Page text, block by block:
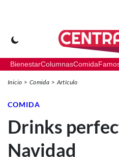
BienestarColumnasComida
Inicio Comida Artículo
COMIDA
Drinks
Navidad